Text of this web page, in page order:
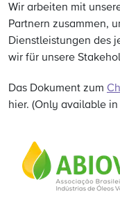
Wir arbeiten mit
Partnern zusammen,
Dienstleistungen des
wir für unsere
Das Dokument zum
hier. (Only available in